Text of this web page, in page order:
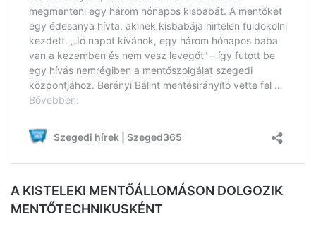
A KISTELEKI MENTŐÁLLOMÁSON DOLGOZIK
MENTŐTECHNIKUSKÉNT